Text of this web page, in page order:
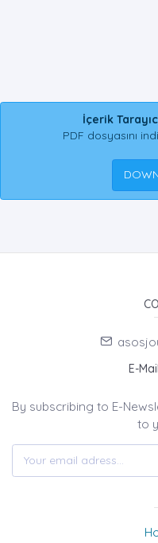
İçerik
PDF dosyasını
E-
By subscribing to E-
to